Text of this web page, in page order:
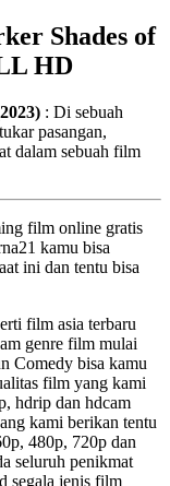
Shades of
HD
: Di sebuah
pasangan,
dalam sebuah film
film online gratis
kamu bisa
ini dan tentu bisa
film asia terbaru
genre film mulai
Comedy bisa kamu
film yang kami
hdrip dan hdcam
kami berikan tentu
480p, 720p dan
seluruh penikmat
segala jenis film